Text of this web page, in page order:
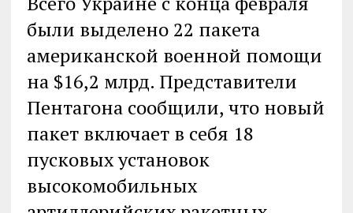
были выделено 22 пакета
американской военной помощи
на $16,2 млрд. Представители
Пентагона сообщили, что новый
пакет включает в себя 18
пусковых установок
высокомобильных